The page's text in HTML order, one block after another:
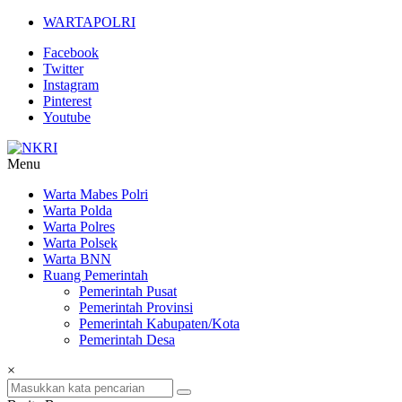
Lompat
konten
WARTAPOLRI
Facebook
Twitter
Instagram
Pinterest
Youtube
Jurnalisme
Positif
Menu
Warta Mabes Polri
Warta Polda
Warta Polres
Warta Polsek
Warta BNN
Ruang Pemerintah
Pemerintah Pusat
Pemerintah Provinsi
Pemerintah Kabupaten/Kota
Pemerintah Desa
×